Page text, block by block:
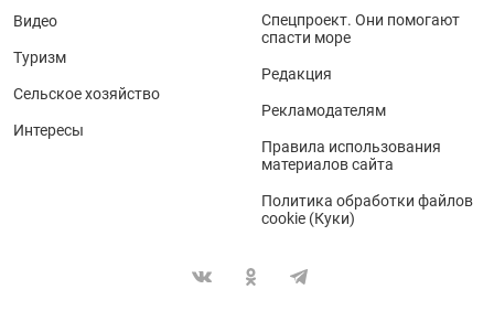
Видео
Туризм
Сельское хозяйство
Интересы
Спецпроект. Они помогают
спасти море
Редакция
Рекламодателям
Правила использования
материалов сайта
Политика обработки файлов
cookie (Куки)